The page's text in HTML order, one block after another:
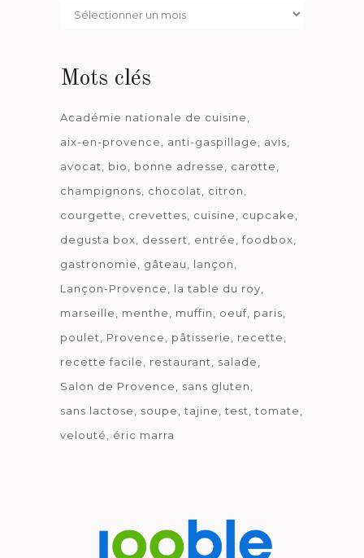
Par
Mots clés
Académie nationale de cuisine
aix-en-provence
anti-gaspillage
avis
avocat
bio bonne adresse
carotte
champignons
chocolat
citron
courgette
crevettes cuisine
cupcake
degusta box
dessert entrée
foodbox
gastronomie
gâteau
lançon
Lançon-Provence
la table du roy
marseille
menthe muffin oeuf paris
poulet
Provence pâtisserie
recette
recette facile
restaurant
salade
Salon de Provence
sans gluten
sans lactose
soupe tajine test tomate
velouté
éric marra